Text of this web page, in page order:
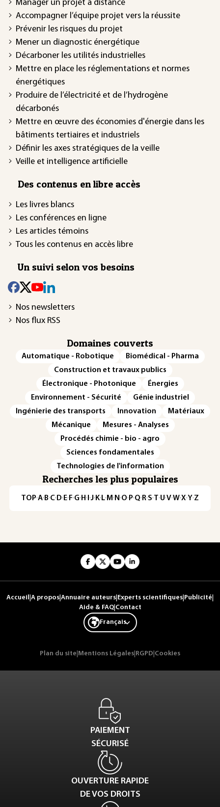
Manager un projet à distance
Accompagner l’équipe projet vers la réussite
Prévenir les risques du projet
Mener un diagnostic énergétique
Décarboner les utilités industrielles
Mettre en place les réglementations et normes
énergétiques
Produire de l’électricité et de l’hydrogène
décarbonés
Mettre en œuvre des économies d'énergie dans les
bâtiments tertiaires et industriels
Définir les axes stratégiques de la veille
Veille et intelligence artificielle
Des contenus en libre accès
Les livres blancs
Les conférences en ligne
Les articles témoins
Tous les contenus en accès libre
Un suivi selon vos besoins
Nos newsletters
Nos flux RSS
Domaines couverts
Automatique - Robotique
Biomédical - Pharma
Construction et travaux publics
Électronique - Photonique
Énergies
Environnement - Sécurité
Génie industriel
Ingénierie des transports
Innovation
Matériaux
Mécanique
Mesures - Analyses
Procédés chimie - bio - agro
Sciences fondamentales
Technologies de l'information
Recherches les plus populaires
TOP·A·B·C·D· E· F·G· H · ·J· K· L· M · N ·O·P·Q·R·S·T·U·V·W·X·Y·Z
Accueil A propos Annuaire auteurs Experts scientifiques Publicité
Aide & FAQ| Contact
Français
Plan du site Mentions Légales RGPD Cookies
PAIEMENT
SÉCURISÉ
OUVERTURE RAPIDE
DE VOS DROITS